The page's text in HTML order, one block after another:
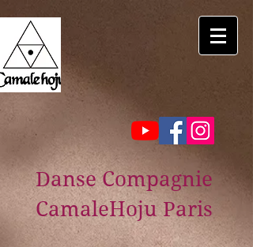
Danse Compagnie
CamaleHoju Paris